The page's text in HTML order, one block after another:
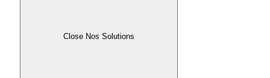
Close Nos Solutions